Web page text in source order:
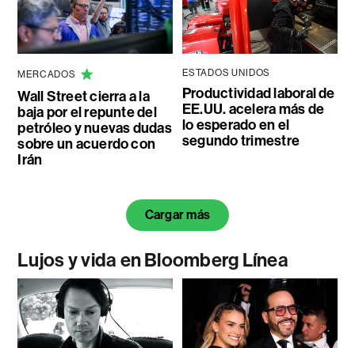
MERCADOS
Wall Street cierra a la
baja por el repunte del
petróleo y nuevas dudas
sobre un acuerdo con
Irán
ESTADOS UNIDOS
Productividad laboral de
EE.UU. acelera más de
lo esperado en el
segundo trimestre
Cargar más
Lujos y vida en Bloomberg Línea